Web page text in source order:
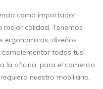
como importador
mejor calidad. Tenemos
ergonómicas, diseños
todos tus
la oficina, para el comercio
nuestro mobiliario.